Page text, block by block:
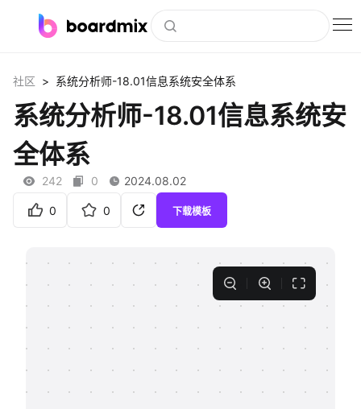
社区资源
会员
企业服务
知识分享社区
社区 > 系统分析师-18.01信息系统安全体系
系统分析师-18.01信息系统安
全体系
242 0 2024.08.02
0 0 下载模板